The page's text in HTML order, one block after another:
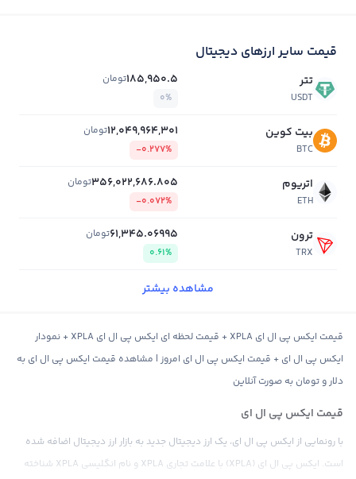
قیمت سایر ارزهای دیجیتال
تتر
USDT
185,950.5تومان
0%
بیت کوین
BTC
12,049,964,301تومان
-0.277%
اتریوم
ETH
356,022,686.805تومان
-0.072%
ترون
TRX
61,345.06995تومان
0.61%
مشاهده بیشتر
قیمت ایکس پی ال ای XPLA + قیمت لحظه ای ایکس پی ال ای XPLA + نمودار
ایکس پی ال ای + قیمت ایکس پی ال ای امروز | مشاهده قیمت ایکس پی ال ای به
دلار و تومان به صورت آنلاین
قیمت ایکس پی ال ای
با رونمایی از ایکس پی ال ای، یک ارز دیجیتال جدید به بازار ارز دیجیتال اضافه شده
است. ایکس پی ال ای (XPLA) با علامت تجاری XPLA و نام انگلیسی XPLA شناخته